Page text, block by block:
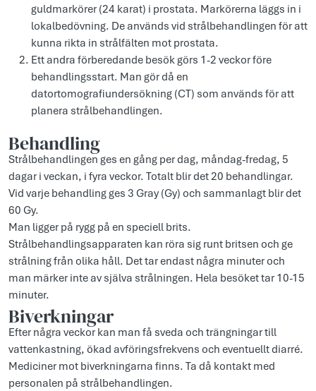
guldmarkörer (24 karat) i prostata. Markörerna läggs in i
lokalbedövning. De används vid strålbehandlingen för att
kunna rikta in strålfälten mot prostata.
Ett andra förberedande besök görs 1-2 veckor före
behandlingsstart. Man gör då en
datortomografiundersökning (CT) som används för att
planera strålbehandlingen.
Behandling
Strålbehandlingen ges en gång per dag, måndag-fredag, 5
dagar i veckan, i fyra veckor. Totalt blir det 20 behandlingar.
Vid varje behandling ges 3 Gray (Gy) och sammanlagt blir det
60 Gy.
Man ligger på rygg på en speciell brits.
Strålbehandlingsapparaten kan röra sig runt britsen och ge
strålning från olika håll. Det tar endast några minuter och
man märker inte av själva strålningen. Hela besöket tar 10-15
minuter.
Biverkningar
Efter några veckor kan man få sveda och trängningar till
vattenkastning, ökad avföringsfrekvens och eventuellt diarré.
Mediciner mot biverkningarna finns. Ta då kontakt med
personalen på strålbehandlingen.